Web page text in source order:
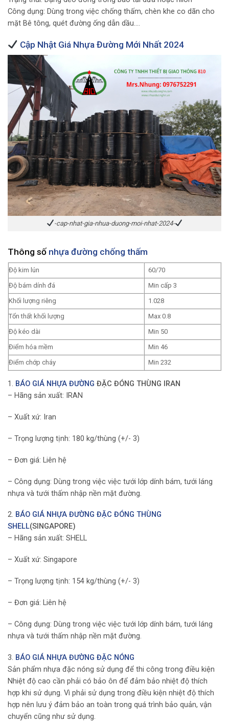
Công dụng: Dùng trong việc chống thấm, chèn khe co dãn cho
mặt Bê tông, quét đường ống dẫn dầu….
Cập Nhật Giá Nhựa Đường Mới Nhất 2024
-cap-nhat-gia-nhua-duong-moi-nhat-2024-
Thông số nhựa đường chống thấm
Độ kim lún
60/70
Độ bám dính đá
Min cấp 3
Khối lượng riêng
1.028
Tổn thất khối lượng
Max 0.8
Độ kéo dài
Min 50
Điểm hóa mềm
Min 46
Điểm chớp cháy
Min 232
1. BÁO GIÁ NHỰA ĐƯỜNG ĐẶC ĐÓNG THÙNG IRAN
– Hãng sản xuất: IRAN
– Xuất xứ: Iran
– Trọng lượng tịnh: 180 kg/thùng (+/- 3)
– Đơn giá: Liên hệ
– Công dụng: Dùng trong việc việc tưới lớp dính bám, tưới láng
nhựa và tưới thấm nhập nền mặt đường.
2. BÁO GIÁ NHỰA ĐƯỜNG ĐẶC ĐÓNG THÙNG
SHELL(SINGAPORE)
– Hãng sản xuất: SHELL
– Xuất xứ: Singapore
– Trọng lượng tịnh: 154 kg/thùng (+/- 3)
– Đơn giá: Liên hệ
– Công dụng: Dùng trong việc việc tưới lớp dính bám, tưới láng
nhựa và tưới thấm nhập nền mặt đường.
3. BÁO GIÁ NHỰA ĐƯỜNG ĐẶC NÓNG
Sản phẩm nhựa đặc nóng sử dụng để thi công trong điều kiện
Nhiệt độ cao cần phải có bảo ôn để đảm bảo nhiệt độ thích
hợp khi sử dụng. Vì phải sử dụng trong điều kiện nhiệt độ thích
hợp nên lưu ý đảm bảo an toàn trong quá trình bảo quản, vận
chuyển cũng như sử dụng.